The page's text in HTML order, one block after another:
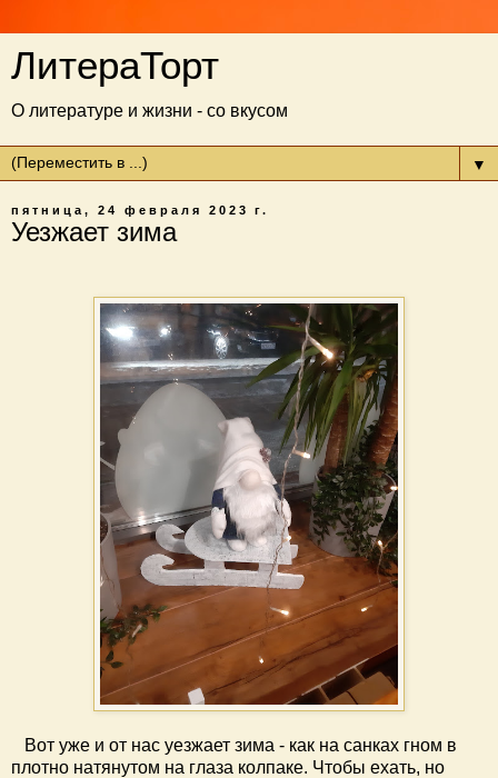
ЛитераТорт
О литературе и жизни - со вкусом
▼
пятница, 24 февраля 2023 г.
Уезжает зима
Вот уже и от нас уезжает зима - как на санках гном в
плотно натянутом на глаза колпаке. Чтобы ехать, но